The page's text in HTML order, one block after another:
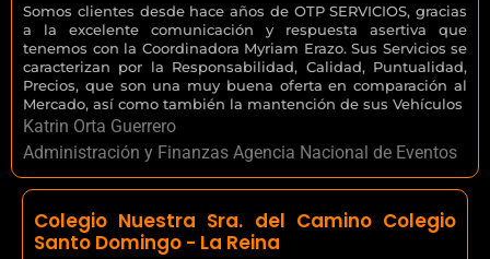
Somos clientes desde hace años de OTP SERVICIOS, gracias
a la excelente comunicación y respuesta asertiva que
tenemos con la Coordinadora Myriam Erazo. Sus Servicios se
caracterizan por la Responsabilidad, Calidad, Puntualidad,
Precios, que son una muy buena oferta en comparación al
Mercado, así como también la mantención de sus Vehículos
Katrin Orta Guerrero
Administración y Finanzas Agencia Nacional de Eventos
Colegio Nuestra Sra. del Camino Colegio
Santo Domingo - La Reina